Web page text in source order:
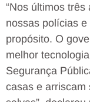
“Nos últimos
nossas polícias
propósito. O
melhor
Segurança
casas e arriscam